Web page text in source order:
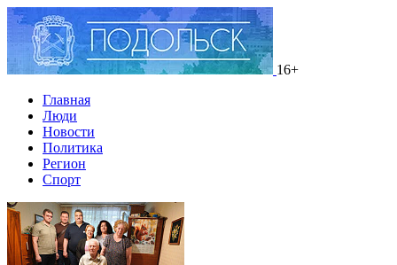
16+
Главная
Люди
Новости
Политика
Регион
Спорт